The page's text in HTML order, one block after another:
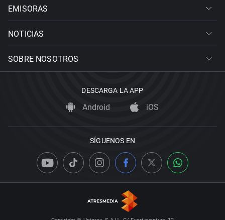
EMISORAS
NOTICIAS
SOBRE NOSOTROS
DESCARGA LA APP
Android iOS
SÍGUENOS EN